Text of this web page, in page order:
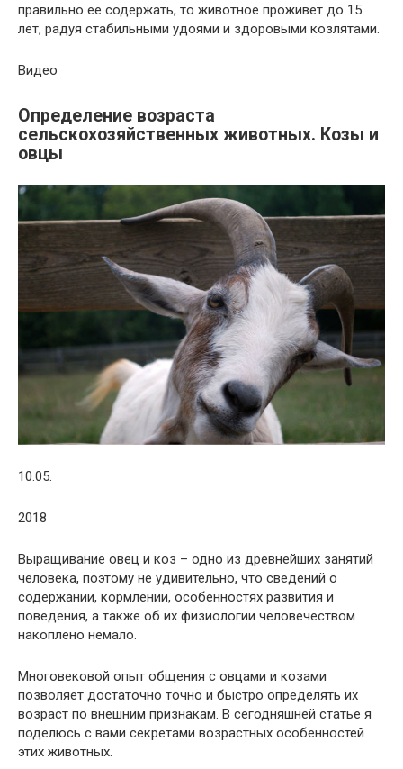
правильно ее содержать, то животное проживет до 15
лет, радуя стабильными удоями и здоровыми козлятами.
Видео
Определение возраста
сельскохозяйственных животных. Козы и
овцы
10.05.
2018
Выращивание овец и коз – одно из древнейших занятий
человека, поэтому не удивительно, что сведений о
содержании, кормлении, особенностях развития и
поведения, а также об их физиологии человечеством
накоплено немало.
Многовековой опыт общения с овцами и козами
позволяет достаточно точно и быстро определять их
возраст по внешним признакам. В сегодняшней статье я
поделюсь с вами секретами возрастных особенностей
этих животных.